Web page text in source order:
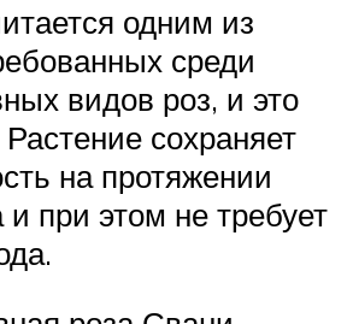
одним из
среди
видов роз, и это
сохраняет
на протяжении
и при этом не требует